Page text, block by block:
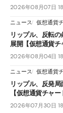
2026年08月07日
ニュース 仮想通貨
リップル、反転
展開【仮想通貨
2026年08月04日
ニュース 仮想通貨
リップル、反発
【仮想通貨チャ
2026年07月30日 18